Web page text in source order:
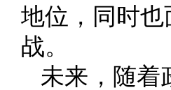
地位，同时
战。
未来，随着